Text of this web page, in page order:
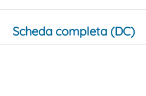
Scheda completa (DC)